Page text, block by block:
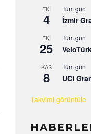
EKI
4
Tüm gün
İzmir
EKI
25
Tüm gün
KAS
8
Tüm gün
UCI
Takvimi görüntüle